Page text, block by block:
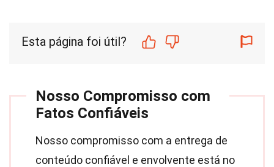
Esta página foi útil?
Nosso Compromisso com
Fatos Confiáveis
Nosso compromisso com a entrega de
conteúdo confiável e envolvente está no